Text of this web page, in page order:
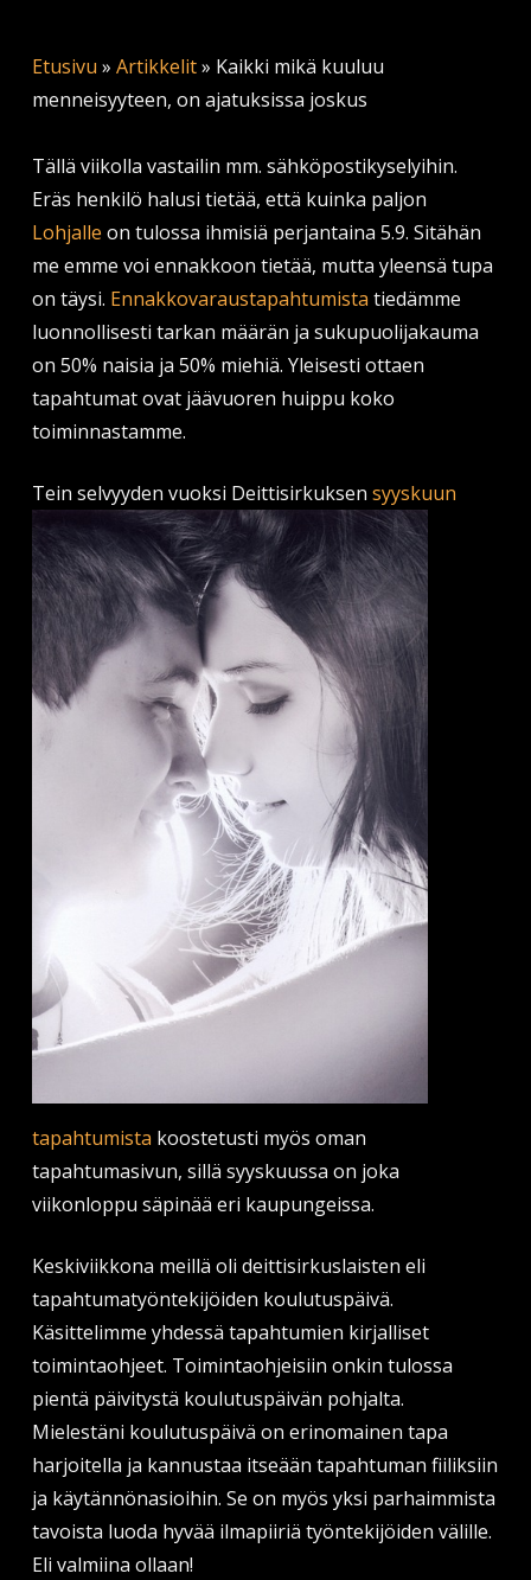
Etusivu » Artikkelit» Kaikki mikä kuuluu
menneisyyteen, on ajatuksissa joskus
Tällä viikolla vastailin mm. sähköpostikyselyihin.
Eräs henkilö halusi tietää, että kuinka paljon
Lohjalle on tulossa ihmisiä perjantaina 5.9. Sitähän
me emme voi ennakkoon tietää, mutta yleensä tupa
on täysi. Ennakkovaraustapahtumista tiedämme
luonnollisesti tarkan määrän ja sukupuolijakauma
on 50% naisia ja 50% miehiä. Yleisesti ottaen
tapahtumat ovat jäävuoren huippu koko
toiminnastamme.
Tein selvyyden vuoksi Deittisirkuksen syyskuun
tapahtumista koostetusti myös oman
tapahtumasivun, sillä syyskuussa on joka
viikonloppu säpinää eri kaupungeissa.
Keskiviikkona meillä oli deittisirkuslaisten eli
tapahtumatyöntekijöiden koulutuspäivä.
Käsittelimme yhdessä tapahtumien kirjalliset
toimintaohjeet. Toimintaohjeisiin onkin tulossa
pientä päivitystä koulutuspäivän pohjalta.
Mielestäni koulutuspäivä on erinomainen tapa
harjoitella ja kannustaa itseään tapahtuman fiiliksiin
ja käytännönasioihin. Se on myös yksi parhaimmista
tavoista luoda hyvää ilmapiiriä työntekijöiden välille.
Eli valmiina ollaan!